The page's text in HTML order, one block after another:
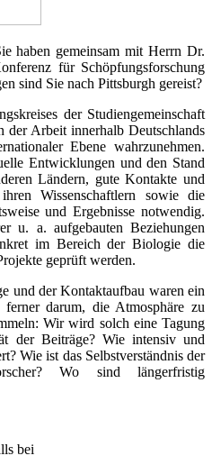
haben gemeinsam mit Herrn Dr.
für Schöpfungsforschung
sind Sie nach Pittsburgh gereist?
der Studiengemeinschaft
der Arbeit innerhalb Deutschlands
Ebene wahrzunehmen.
Entwicklungen und den Stand
Ländern, gute Kontakte und
Wissenschaftlern sowie die
und Ergebnisse notwendig.
u. a. aufgebauten Beziehungen
im Bereich der Biologie die
geprüft werden.
und der Kontaktaufbau waren ein
darum, die Atmosphäre zu
Wir wird solch eine Tagung
der Beiträge? Wie intensiv und
Wie ist das Selbstverständnis der
Wo sind längerfristig
bei